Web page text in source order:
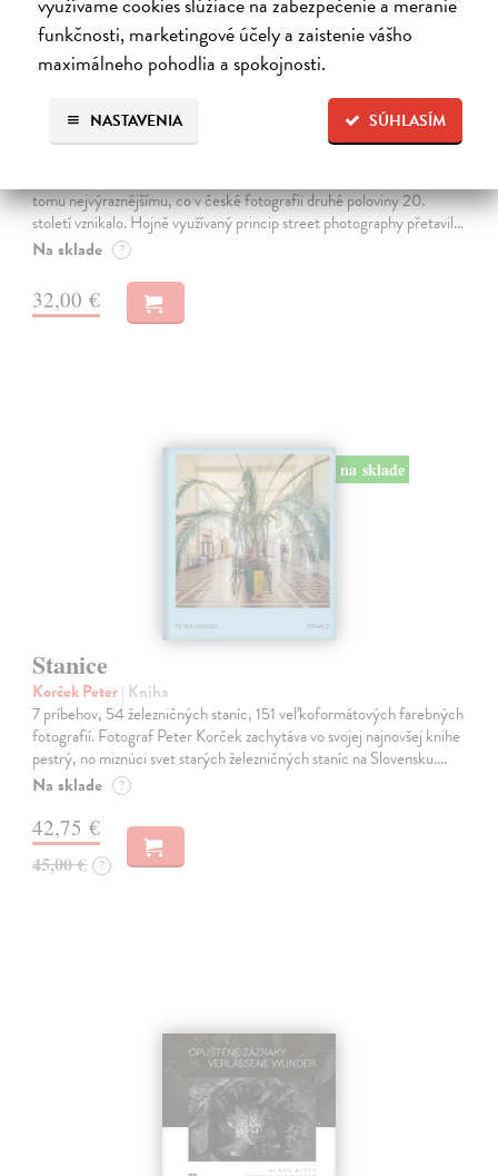
funkčnosti, marketingové účely a zaistenie vášho
maximálneho pohodlia a spokojnosti.
SÚHLASÍM
NASTAVENIA
Fragmenty / Fragments
tomu nejvýraznějšímu, co v české fotografii druhé poloviny 20.
století vznikalo. Hojně využívaný princip street photography přetavil…
Na sklade ?
32,00 €
na sklade
Stanice
Korček Peter| Kniha
7 príbehov, 54 železničných staníc, 151 veľkoformátových farebných
fotografií. Fotograf Peter Korček zachytáva vo svojej najnovšej knihe
pestrý, no miznúci svet starých železničných staníc na Slovensku.…
Na sklade ?
42,75 €
45,00 € ?